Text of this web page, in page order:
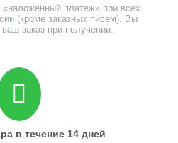
платеж» при всех
(кроме заказных писем). Вы
заказ при получении.
в течение 14 дней